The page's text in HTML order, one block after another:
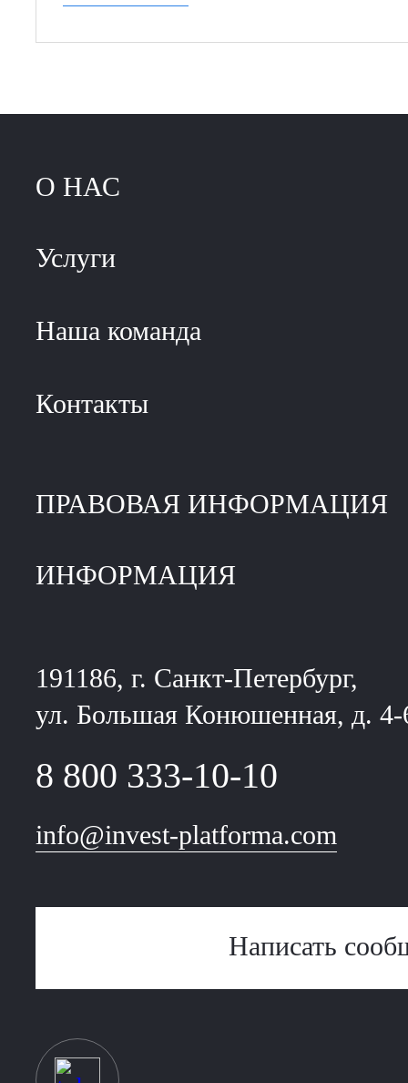
О НАС
Услуги
Наша команда
Контакты
ПРАВОВАЯ ИНФОРМАЦИЯ
ИНФОРМАЦИЯ
191186, г. Санкт-Петербург,
ул. Большая Конюшенная, д.
8 800 333-10-10
info@invest-platforma.com
Написать